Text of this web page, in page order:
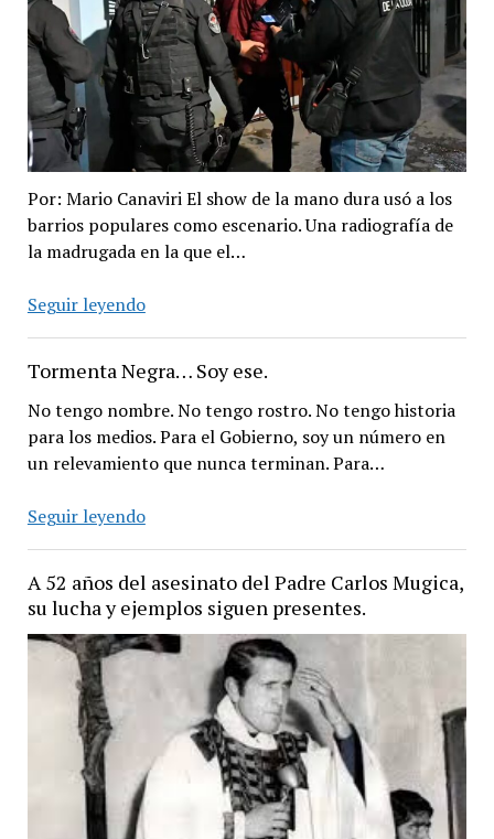
Por: Mario Canaviri El show de la mano dura usó a los
barrios populares como escenario. Una radiografía de
la madrugada en la que el…
Seguir leyendoLa
fue
puro
racismo:
un
para
y
cacería
contra
que
labura
Tormenta Negra… Soy ese.
No tengo nombre. No tengo rostro. No tengo historia
para los medios. Para el Gobierno, soy un número en
un relevamiento que nunca terminan. Para…
Seguir leyendoTormenta
ese.
A 52 años del asesinato del Padre Carlos Mugica,
su lucha y ejemplos siguen presentes.